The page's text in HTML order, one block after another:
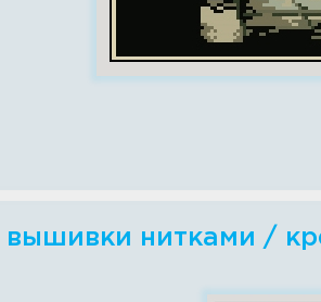
вышивки нитками /